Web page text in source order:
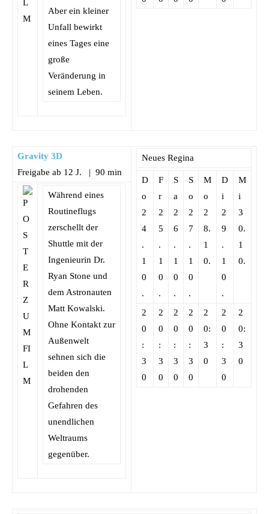
Aber ein kleiner
Unfall bewirkt
eines Tages eine
große
Veränderung in
seinem Leben.
Gravity 3D
Freigabe ab 12 J. | 90 min
Neues Regina
D
o
2
4
.
1
0
.
F
r
2
5
.
1
0
.
S
a
2
6
.
1
0
.
S
o
2
7
.
1
0
.
M
o
2
8.
1
0.
D
i
2
9
.
1
0
.
M
i
3
0.
1
0.
2
0
:
3
0
2
0
:
3
0
2
0
:
3
0
2
0
:
3
0
2
0:
3
0
2
0
:
3
0
2
0:
3
0
Während eines
Routineflugs
zerschellt der
Shuttle mit der
Ingenieurin Dr.
Ryan Stone und
dem Astronauten
Matt Kowalski.
Ohne Kontakt zur
Außenwelt
sehnen sich die
beiden den
drohenden
Gefahren des
unendlichen
Weltraums
gegenüber.